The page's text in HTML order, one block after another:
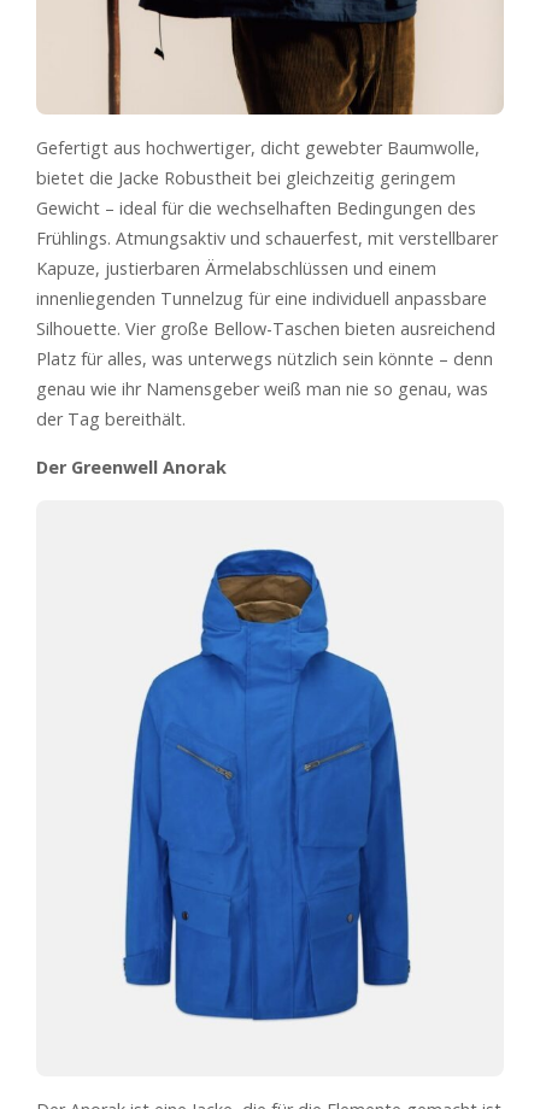
Gefertigt aus hochwertiger, dicht gewebter Baumwolle,
bietet die Jacke Robustheit bei gleichzeitig geringem
Gewicht – ideal für die wechselhaften Bedingungen des
Frühlings. Atmungsaktiv und schauerfest, mit verstellbarer
Kapuze, justierbaren Ärmelabschlüssen und einem
innenliegenden Tunnelzug für eine individuell anpassbare
Silhouette. Vier große Bellow-Taschen bieten ausreichend
Platz für alles, was unterwegs nützlich sein könnte – denn
genau wie ihr Namensgeber weiß man nie so genau, was
der Tag bereithält.
Der Greenwell Anorak